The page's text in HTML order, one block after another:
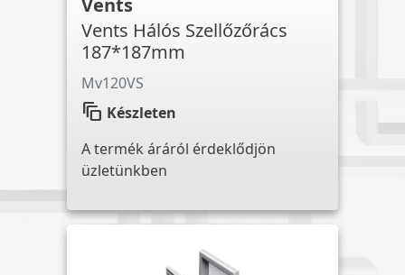
Vents
Vents Hálós Szellőzőrács
187*187mm
Mv120VS
auto_awesome_motion Készleten
A termék áráról érdeklődjön
üzletünkben